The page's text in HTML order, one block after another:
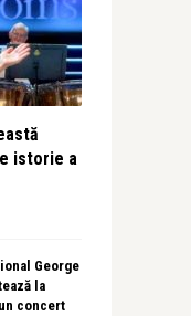
istorie a
George
la
concert